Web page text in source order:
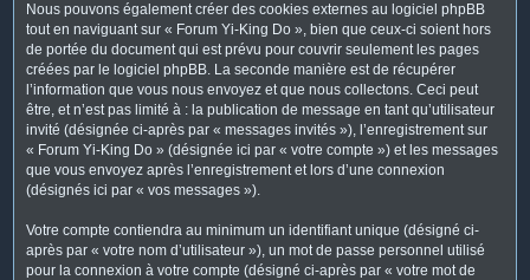
Nous pouvons également créer des cookies externes au logiciel phpBB
tout en naviguant sur « Forum Yi-King Do », bien que ceux-ci soient hors
de portée du document qui est prévu pour couvrir seulement les pages
créées par le logiciel phpBB. La seconde manière est de récupérer
l’information que vous nous envoyez et que nous collectons. Ceci peut
être, et n’est pas limité à : la publication de message en tant qu’utilisateur
invité (désignée ci-après par « messages invités »), l’enregistrement sur
« Forum Yi-King Do » (désignée ici par « votre compte ») et les messages
que vous envoyez après l’enregistrement et lors d’une connexion
(désignés ici par « vos messages »).
Votre compte contiendra au minimum un identifiant unique (désigné ci-
après par « votre nom d’utilisateur »), un mot de passe personnel utilisé
pour la connexion à votre compte (désigné ci-après par « votre mot de